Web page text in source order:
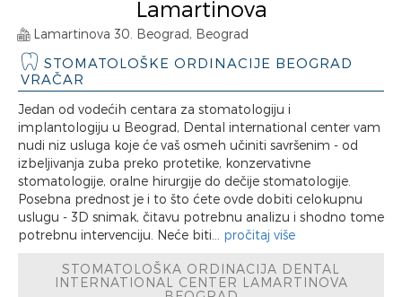
Lamartinova
Lamartinova 30. Beograd, Beograd
STOMATOLOŠKE ORDINACIJE BEOGRAD
VRAČAR
Jedan od vodećih centara za stomatologiju i
implantologiju u Beograd, Dental international center vam
nudi niz usluga koje će vaš osmeh učiniti savršenim - od
izbeljivanja zuba preko protetike, konzervativne
stomatologije, oralne hirurgije do dečije stomatologije.
Posebna prednost je i to što ćete ovde dobiti celokupnu
uslugu - 3D snimak, čitavu potrebnu analizu i shodno tome
potrebnu intervenciju. Neće biti... pročitaj više
STOMATOLOŠKA ORDINACIJA DENTAL
INTERNATIONAL CENTER LAMARTINOVA